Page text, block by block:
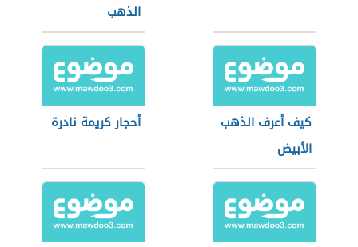
الذهب
كيف أعرف الذهب
الأبيض
أحجار كريمة نادرة